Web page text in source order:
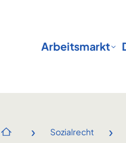
Arbeitsmarkt
Startseite
› Sozialrecht ›